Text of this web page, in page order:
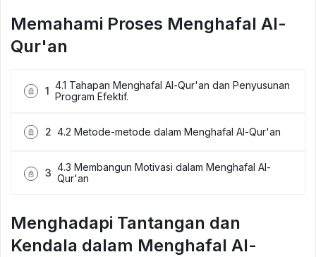
Memahami Proses Menghafal Al-
Qur'an
1 4.1 Tahapan Menghafal Al-Qur'an dan Penyusunan
Program Efektif.
2 4.2 Metode-metode dalam Menghafal Al-Qur'an
3 4.3 Membangun Motivasi dalam Menghafal Al-
Qur'an
Menghadapi Tantangan dan
Kendala dalam Menghafal Al-